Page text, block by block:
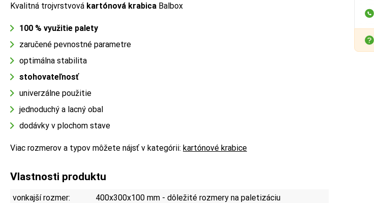
Kvalitná trojvrstvová kartónová krabica Balbox
100 % využitie palety
zaručené pevnostné parametre
optimálna stabilita
stohovateľnosť
univerzálne použitie
jednoduchý a lacný obal
dodávky v plochom stave
Viac rozmerov a typov môžete nájsť v kategórii: kartónové krabice
Vlastnosti produktu
vonkajší rozmer:
400x300x100 mm - dôležité rozmery na paletizáciu